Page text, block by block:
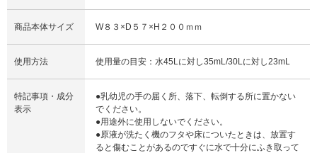
商品本体サイズ W８３×D５７×H２００ｍｍ
使用方法 使用量の目安：水45Lに対し35mL/30Lに対し23mL
特記事項・成分
表示
●乳幼児の手の届く所、落下、転倒する所に置かない
でください。
●用途外に使用しないでください。
●原液が洗たく機のフタや床についたときは、放置す
ると傷むことがあるのですぐに水で十分にふき取って